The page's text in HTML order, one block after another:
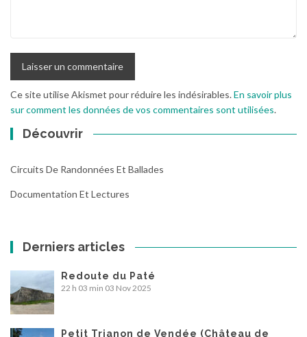
Ce site utilise Akismet pour réduire les indésirables.En savoir plus
sur comment les données de vos commentaires sont utilisées.
Découvrir
Circuits De Randonnées Et Ballades
Documentation Et Lectures
Derniers articles
Redoute du Paté
22 h 03 min 03 Nov 2025
Petit Trianon de Vendée (Château de